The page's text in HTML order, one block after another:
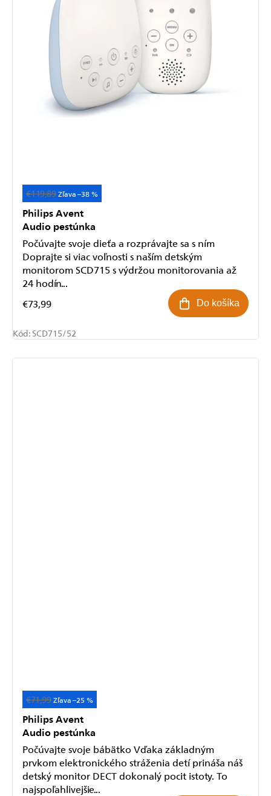
Akcia
€119,89 –38 %
Philips Avent
Audio pestúnka
€73,99 Do košíka
Počúvajte svoje dieťa a rozprávajte sa s ním
Doprajte si viac voľnosti s naším detským
monitorom SCD715 s výdržou monitorovania až
24 hodín...
Kód:SCD715/52
Akcia
€71,99 –25 %
Philips Avent
Audio pestúnka
Počúvajte svoje bábätko Vďaka základným
prvkom elektronického stráženia detí prináša náš
detský monitor DECT dokonalý pocit istoty. To
najspoľahlivejšie...